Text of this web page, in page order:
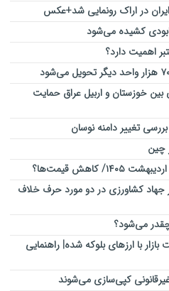
در اراک رونمایی شد+عکس
کشیده می‌شود
اهمیت دارد؟
بین خوزستان و اربیل عراق حمایت
تغییر دامنه نوسان
چین
کشاورزی در دو مورد حرف خلاف
می‌شود؟
با ارزهای بلوکه شده| راهنمایی
کپی‌سازی می‌شوند